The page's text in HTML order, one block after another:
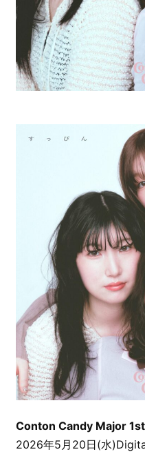
Conton Candy Major 1st
2026年5月20日(水